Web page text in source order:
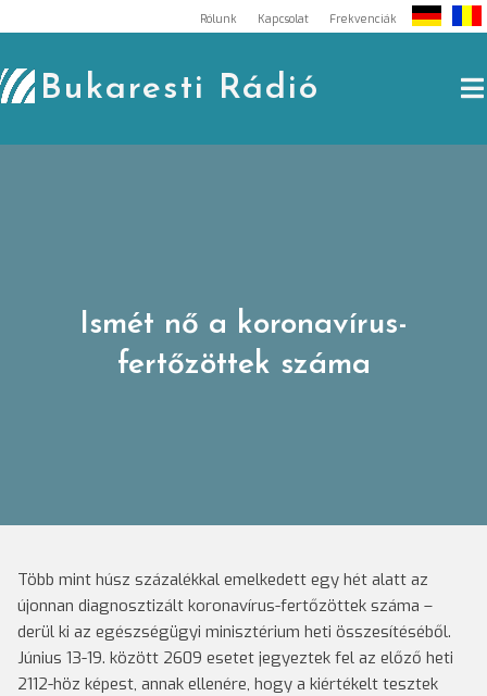
to
content
Rólunk Kapcsolat Frekvenciák
Bukaresti Rádió
Ismét nő a koronavírus-
fertőzöttek száma
Több mint húsz százalékkal emelkedett egy hét alatt az
újonnan diagnosztizált koronavírus-fertőzöttek száma –
derül ki az egészségügyi minisztérium heti összesítéséből.
Június 13-19. között 2609 esetet jegyeztek fel az előző heti
2112-höz képest, annak ellenére, hogy a kiértékelt tesztek